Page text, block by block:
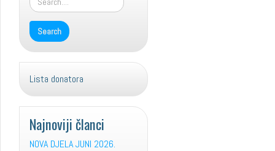
Lista donatora
Najnoviji članci
NOVA DJELA JUNI 2026.